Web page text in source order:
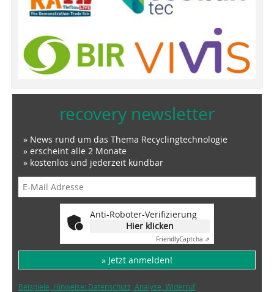
recovery newsletter
» News rund um das Thema Recyclingtechnologie
» erscheint alle 2 Monate
» kostenlos und jederzeit kündbar
Anti-Roboter-Verifizierung
Hier klicken
FriendlyCaptcha ⇗
» Jetzt anmelden!
Beispiele, Hinweise: Datenschutz, Analyse, Widerruf